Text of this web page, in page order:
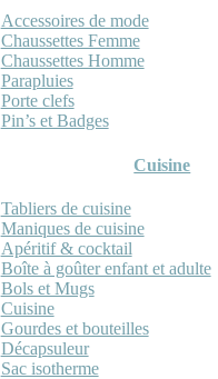
Accessoires de mode
Chaussettes Femme
Chaussettes Homme
Parapluies
Porte clefs
Pin’s et Badges
Cuisine
Tabliers de cuisine
Maniques de cuisine
Apéritif & cocktail
Boîte à goûter enfant et adulte
Bols et Mugs
Cuisine
Gourdes et bouteilles
Décapsuleur
Sac isotherme